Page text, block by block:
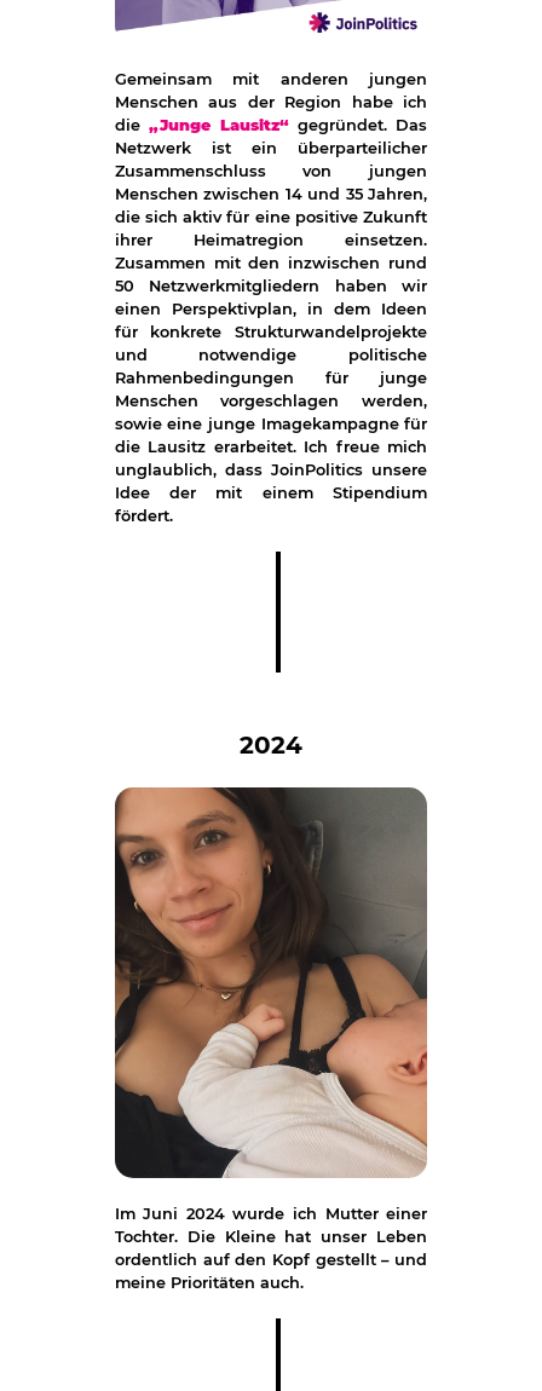
Gemeinsam mit anderen jungen
Menschen aus der Region habe ich
die„Junge Lausitz“gegründet. Das
Netzwerk ist ein überparteilicher
Zusammenschluss von jungen
Menschen zwischen 14 und 35 Jahren,
die sich aktiv für eine positive Zukunft
ihrer Heimatregion einsetzen.
Zusammen mit den inzwischen rund
50 Netzwerkmitgliedern haben wir
einen Perspektivplan, in dem Ideen
für konkrete Strukturwandelprojekte
und notwendige politische
Rahmenbedingungen für junge
Menschen vorgeschlagen werden,
sowie eine junge Imagekampagne für
die Lausitz erarbeitet. Ich freue mich
unglaublich, dass JoinPolitics unsere
Idee der mit einem Stipendium
fördert.
2024
Im Juni 2024 wurde ich Mutter einer
Tochter. Die Kleine hat unser Leben
ordentlich auf den Kopf gestellt – und
meine Prioritäten auch.